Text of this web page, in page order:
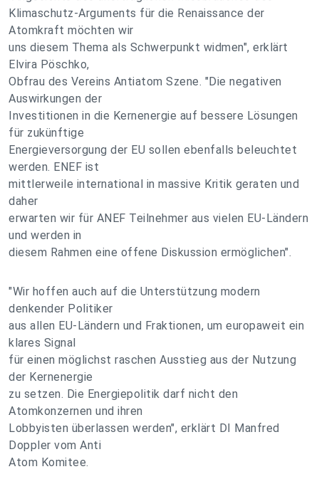
Klimaschutz-Arguments für die Renaissance der
Atomkraft möchten wir
uns diesem Thema als Schwerpunkt widmen", erklärt
Elvira Pöschko,
Obfrau des Vereins Antiatom Szene. "Die negativen
Auswirkungen der
Investitionen in die Kernenergie auf bessere Lösungen
für zukünftige
Energieversorgung der EU sollen ebenfalls beleuchtet
werden. ENEF ist
mittlerweile international in massive Kritik geraten und
daher
erwarten wir für ANEF Teilnehmer aus vielen EU-Ländern
und werden in
diesem Rahmen eine offene Diskussion ermöglichen".
"Wir hoffen auch auf die Unterstützung modern
denkender Politiker
aus allen EU-Ländern und Fraktionen, um europaweit ein
klares Signal
für einen möglichst raschen Ausstieg aus der Nutzung
der Kernenergie
zu setzen. Die Energiepolitik darf nicht den
Atomkonzernen und ihren
Lobbyisten überlassen werden", erklärt DI Manfred
Doppler vom Anti
Atom Komitee.